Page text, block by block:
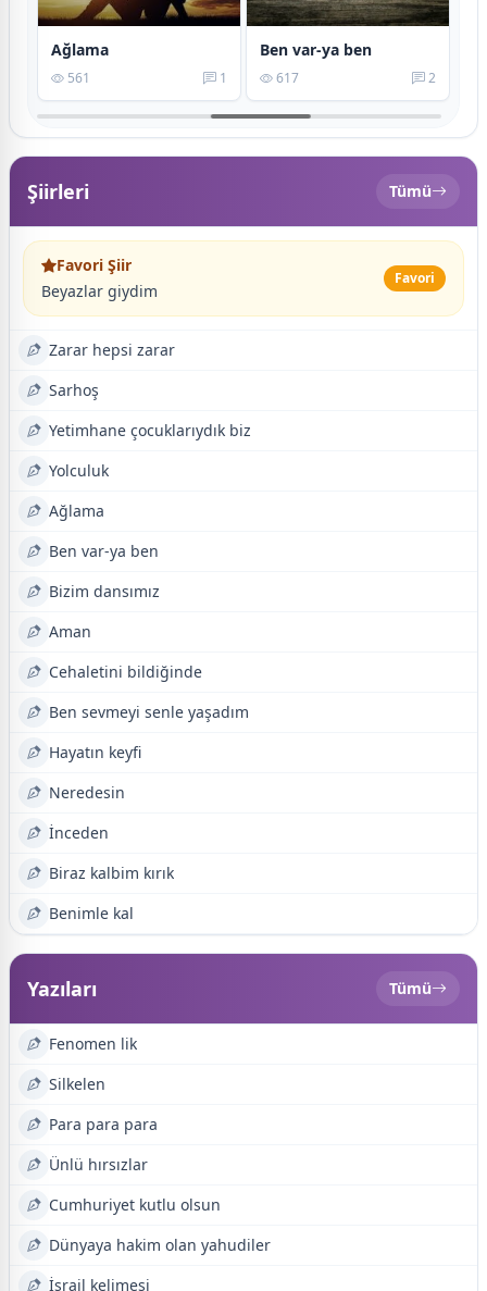
Ağlama
561 1
Ben var-ya ben
617 2
Şiirleri Tümü
Favori Şiir
Beyazlar giydim
Favori
Zarar hepsi zarar
Sarhoş
Yetimhane çocuklarıydık biz
Yolculuk
Ağlama
Ben var-ya ben
Bizim dansımız
Aman
Cehaletini bildiğinde
Ben sevmeyi senle yaşadım
Hayatın keyfi
Neredesin
İnceden
Biraz kalbim kırık
Benimle kal
Yazıları Tümü
Fenomen lik
Silkelen
Para para para
Ünlü hırsızlar
Cumhuriyet kutlu olsun
Dünyaya hakim olan yahudiler
İsrail kelimesi